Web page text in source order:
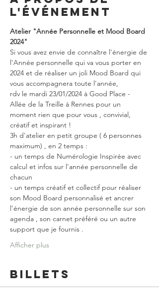
l'événement
Atelier "Année Personnelle et Mood Board
2024"
Si vous avez envie de connaître l'énergie de
l'Année personnelle qui va vous porter en
2024 et de réaliser un joli Mood Board qui
vous accompagnera toute l'année,
rdv le mardi 23/01/2024 à Good Place -
Allée de la Treille à Rennes pour un
moment rien que pour vous , convivial,
créatif et inspirant !
3h d'atelier en petit groupe ( 6 personnes
maximum) , en 2 temps :
- un temps de Numérologie Inspirée avec
calcul et infos sur l'année personnelle de
chacun
- un temps créatif et collectif pour réaliser
son Mood Board personnalisé et ancrer
l'énergie de son année personnelle sur son
agenda , son carnet préféré ou un autre
support que je fournis .
Afficher plus
Billets